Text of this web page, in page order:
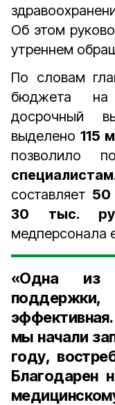
Об этом
утреннем
По словам
бюджета
досрочный
выделено115
позволило
составляет 50
30 тыс.
медперсонала
«Одна из
мы начали
году,
Благодарен